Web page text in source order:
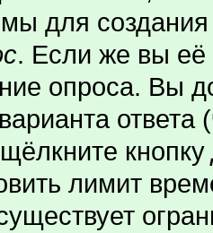
для
. Если же вы её
опроса. Вы
ответа
кнопку
лимит